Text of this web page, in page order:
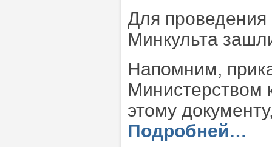
Для проведения
Минкульта
Напомним,
Министерством
этому
Подробней…